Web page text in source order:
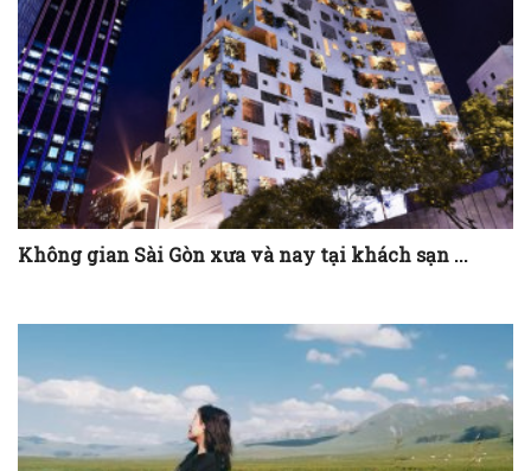
Không gian Sài Gòn xưa và nay tại khách sạn ...